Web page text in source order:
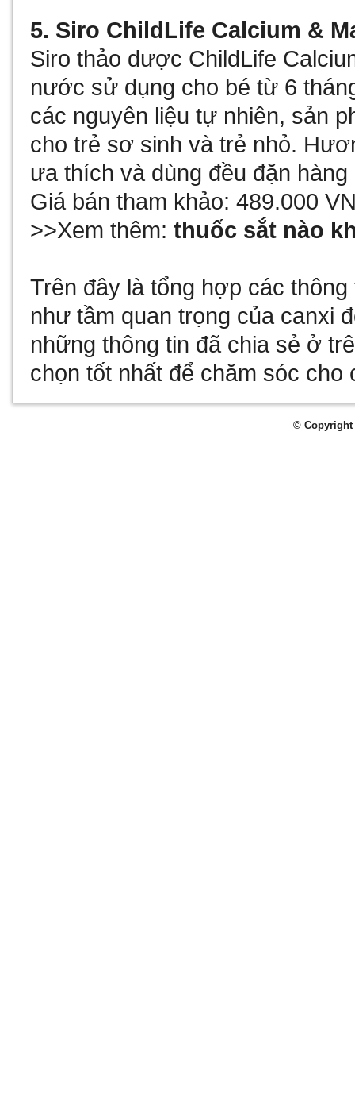
5. Siro ChildLife Calcium &
Siro thảo dược ChildLife
nước sử dụng cho bé từ 6
các nguyên liệu tự nhiên, sản
cho trẻ sơ sinh và trẻ nhỏ.
ưa thích và dùng đều đặn hàng
Giá bán tham khảo: 489.000
>>Xem thêm: thuốc sắt nào
Trên đây là tổng hợp các
như tầm quan trọng của canxi
những thông tin đã chia sẻ ở
chọn tốt nhất để chăm sóc cho
© Copyright